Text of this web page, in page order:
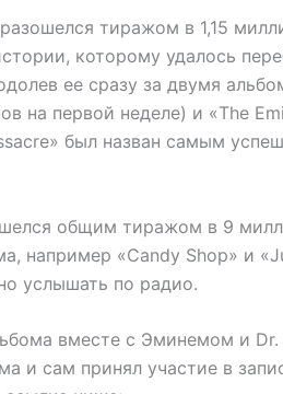
тиражом в 1,15
которому удалось
ее сразу за двумя
на первой неделе) и «The
был назван самым
общим тиражом в 9
например «Candy Shop» и
услышать по радио.
вместе с Эминемом и Dr.
и сам принял участие в